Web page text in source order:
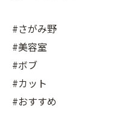
#さがみ野
#美容室
#ボブ
#カット
#おすすめ